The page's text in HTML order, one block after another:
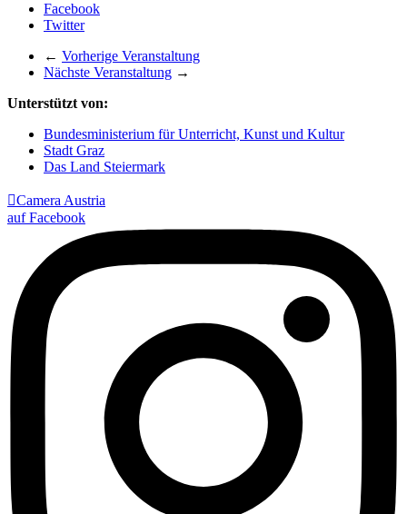
Facebook
Twitter
← Vorherige Veranstaltung
Nächste Veranstaltung →
Unterstützt von:
Bundesministerium für Unterricht, Kunst und Kultur
Stadt Graz
Das Land Steiermark
Camera Austria
auf Facebook